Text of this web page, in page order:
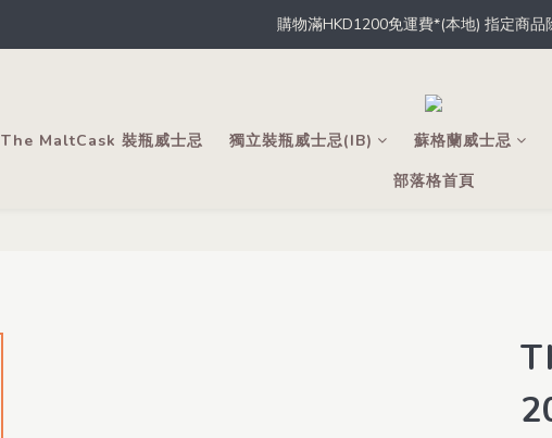
根據香港法律，不得於業務過程中，向未成年人士售賣或
購物滿HKD1200免運費*(本地) 指定商品
根據香港法律，不得於業務過程中，向未成年人士售賣或
The MaltCask 裝瓶威士忌 獨立裝瓶威士忌(IB) 蘇格蘭威士忌
部落格首頁